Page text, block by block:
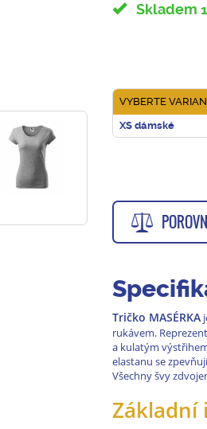
Skladem
VYBERTE
XS dámské
Tričko MASÉRKA
rukávem.
a kulatým
elastanu se
Všechny švy
Základní